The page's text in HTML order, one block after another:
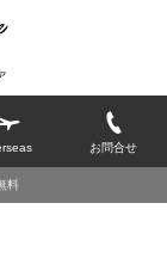
お問合せ
料